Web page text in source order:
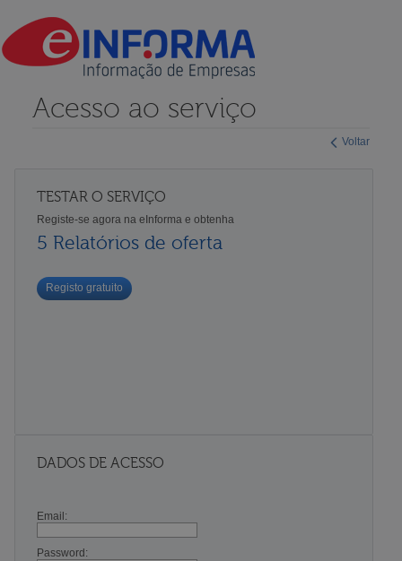
Voltar
Acesso ao serviço
TESTAR O SERVIÇO
Registe-se agora na eInforma e obtenha
5 Relatórios de oferta
Registo gratuito
DADOS DE ACESSO
Email:
Password: